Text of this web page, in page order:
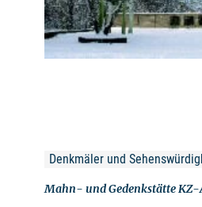
Denkmäler und
Mahn- und Gedenkstätte KZ-